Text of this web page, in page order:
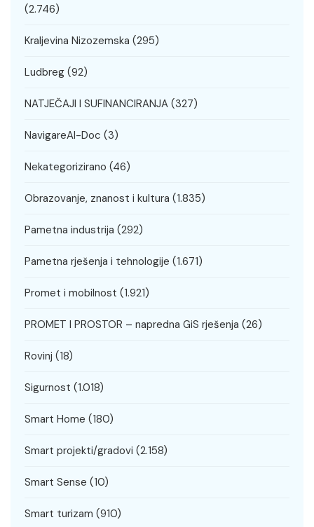
(2.746)
Kraljevina Nizozemska (295)
Ludbreg (92)
NATJEČAJI I SUFINANCIRANJA (327)
NavigareAI-Doc (3)
Nekategorizirano (46)
Obrazovanje, znanost i kultura (1.835)
Pametna industrija (292)
Pametna rješenja i tehnologije (1.671)
Promet i mobilnost (1.921)
PROMET I PROSTOR – napredna GiS rješenja (26)
Rovinj (18)
Sigurnost (1.018)
Smart Home (180)
Smart projekti/gradovi (2.158)
Smart Sense (10)
Smart turizam (910)